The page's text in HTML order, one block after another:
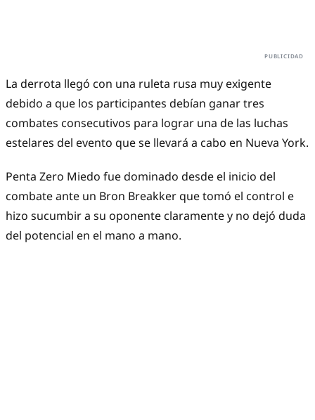
La derrota llegó con una ruleta rusa muy exigente
debido a que los participantes debían ganar tres
combates consecutivos para lograr una de las luchas
estelares del evento que se llevará a cabo en Nueva York.
Penta Zero Miedo fue dominado desde el inicio del
combate ante un Bron Breakker que tomó el control e
hizo sucumbir a su oponente claramente y no dejó duda
del potencial en el mano a mano.